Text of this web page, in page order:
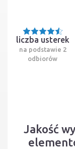
liczba usterek
na podstawie 2
odbiorów
Jakość